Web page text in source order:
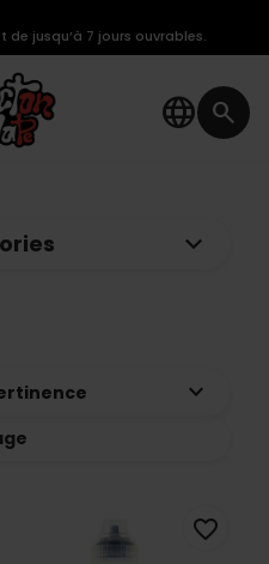
language search
de jusqu’à 7 jours ouvrables.
keyboard_arrow_down
keyboard_arrow_down
favorite_border